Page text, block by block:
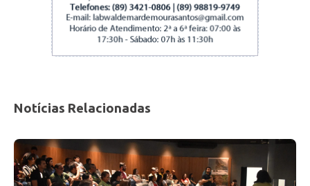
Notícias Relacionadas